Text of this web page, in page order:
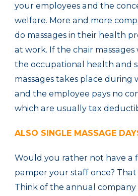
your employees and the
welfare. More and more
do massages in their health
at work. If the chair massages
the occupational health and
massages takes place during
and the employee pays no
which are usually tax
ALSO SINGLE MASSAGE
Would you rather not have a
pamper your staff once? That
Think of the annual